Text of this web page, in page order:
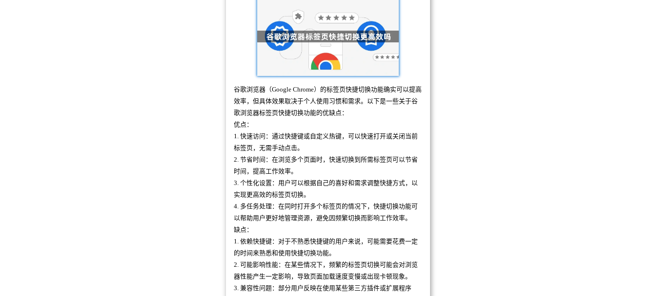
谷歌浏览器（Google Chrome）的标签页快捷切换功能确实可以提高
效率，但具体效果取决于个人使用习惯和需求。以下是一些关于谷
歌浏览器标签页快捷切换功能的优缺点：
优点：
1. 快速访问：通过快捷键或自定义热键，可以快速打开或关闭当前
标签页，无需手动点击。
2. 节省时间：在浏览多个页面时，快速切换到所需标签页可以节省
时间，提高工作效率。
3. 个性化设置：用户可以根据自己的喜好和需求调整快捷方式，以
实现更高效的标签页切换。
4. 多任务处理：在同时打开多个标签页的情况下，快捷切换功能可
以帮助用户更好地管理资源，避免因频繁切换而影响工作效率。
缺点：
1. 依赖快捷键：对于不熟悉快捷键的用户来说，可能需要花费一定
的时间来熟悉和使用快捷切换功能。
2. 可能影响性能：在某些情况下，频繁的标签页切换可能会对浏览
器性能产生一定影响，导致页面加载速度变慢或出现卡顿现象。
3. 兼容性问题：部分用户反映在使用某些第三方插件或扩展程序